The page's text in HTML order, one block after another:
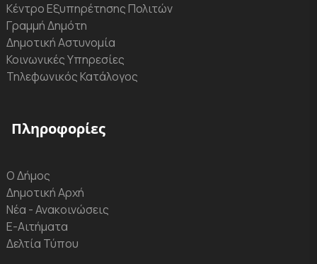
Κέντρο Εξυπηρέτησης Πολιτών
Γραμμή Δημότη
Δημοτική Αστυνομία
Κοινωνικές Υπηρεσίες
Τηλεφωνικός Κατάλογος
Πληροφορίες
Ο Δήμος
Δημοτική Αρχή
Νέα - Ανακοινώσεις
Ε-Αιτήματα
Δελτία Τύπου